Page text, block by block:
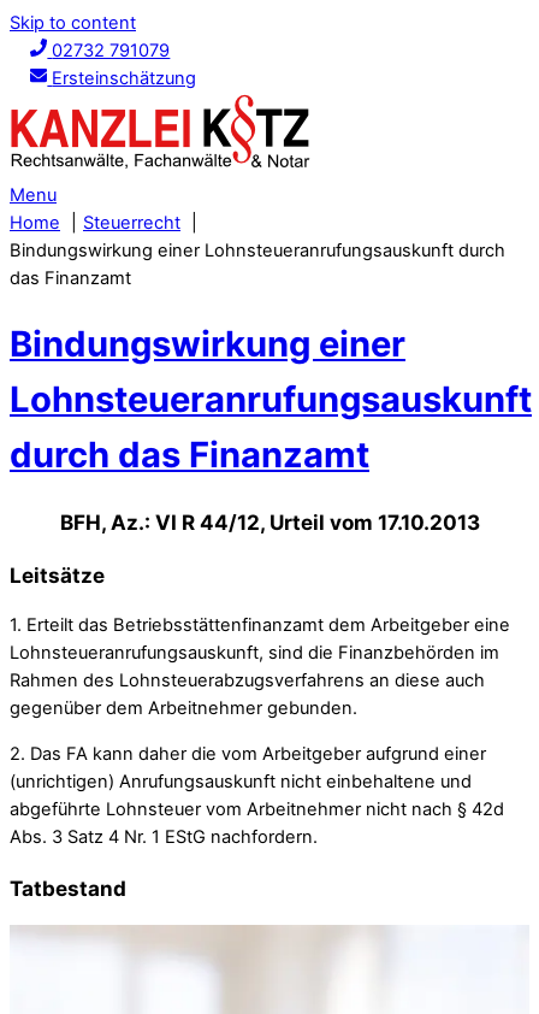
Skip to content
02732 791079
Ersteinschätzung
Menu
Home
Steuerrecht
Bindungswirkung einer Lohnsteueranrufungsauskunft durch
das Finanzamt
Bindungswirkung einer
Lohnsteueranrufungsauskunft
durch das Finanzamt
BFH, Az.: VI R 44/12, Urteil vom 17.10.2013
Leitsätze
1. Erteilt das Betriebsstättenfinanzamt dem Arbeitgeber eine
Lohnsteueranrufungsauskunft, sind die Finanzbehörden im
Rahmen des Lohnsteuerabzugsverfahrens an diese auch
gegenüber dem Arbeitnehmer gebunden.
2. Das FA kann daher die vom Arbeitgeber aufgrund einer
(unrichtigen) Anrufungsauskunft nicht einbehaltene und
abgeführte Lohnsteuer vom Arbeitnehmer nicht nach § 42d
Abs. 3 Satz 4 Nr. 1 EStG nachfordern.
Tatbestand